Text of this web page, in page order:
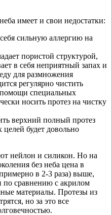
имеет и свои недостатки:
сильную аллергию на
пористой структурой,
в себя неприятный запах и
для размножения
регулярно чистить
специальных
носить протез на чистку
верхний полный протез
целей будет довольно
нейлон и силикон. Но на
без неба цена в
в 2-3 раза) выше,
по сравнению с акрилом
материалы. Протезы из
но за это все